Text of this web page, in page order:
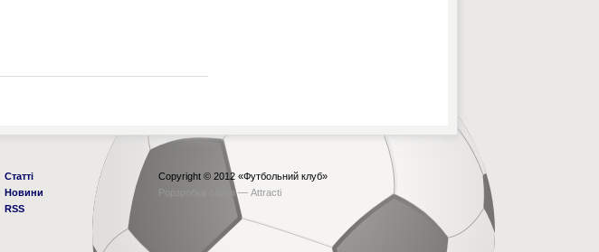
Статті
Новини
RSS
Copyright © 2012 «Футбольний клуб»
Рорзробка сайта — Attracti